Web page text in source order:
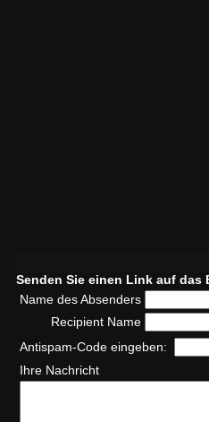
Senden Sie einen Link auf das
Name des Absenders
Recipient Name
Antispam-Code eingeben:
Ihre Nachricht